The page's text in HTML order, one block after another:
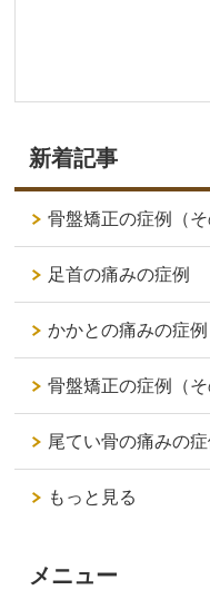
新着記事
骨盤矯正の症例（そ
足首の痛みの症例
かかとの痛みの症例
骨盤矯正の症例（そ
尾てい骨の痛みの症
もっと見る
メニュー